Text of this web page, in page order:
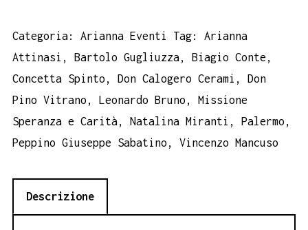
Categoria: Arianna Eventi Tag: Arianna
Attinasi , Bartolo Gugliuzza, Biagio Conte ,
Concetta Spinto , Don Calogero Cerami , Don
Pino Vitrano , Leonardo Bruno , Missione
Speranza e Carità, Natalina Miranti , Palermo ,
Peppino Giuseppe Sabatino , Vincenzo Mancuso
Descrizione